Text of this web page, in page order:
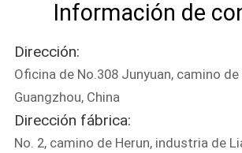
PRODUCTOS
SOBRE
NOSOTROS
Información de
Dirección:
Oficina de No.308 Junyuan, camino de
Guangzhou, China
Dirección fábrica:
No. 2, camino de Herun, industria de